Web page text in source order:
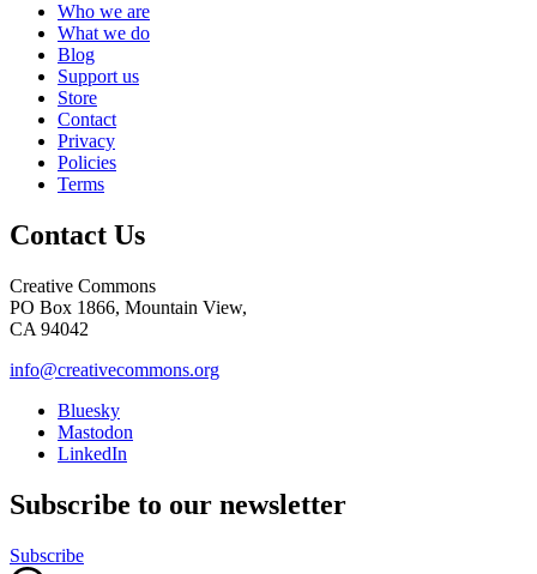
Who we are
What we do
Blog
Support us
Store
Contact
Privacy
Policies
Terms
Contact Us
Creative Commons
PO Box 1866, Mountain View,
CA 94042
info@creativecommons.org
Bluesky
Mastodon
LinkedIn
Subscribe to our newsletter
Subscribe